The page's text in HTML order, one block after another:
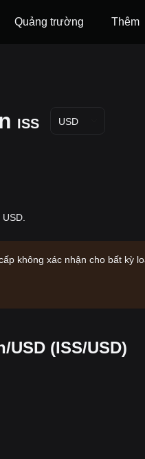
Quảng trường Thêm
ISS USD
không xác nhận cho bất kỳ
(ISS/USD)